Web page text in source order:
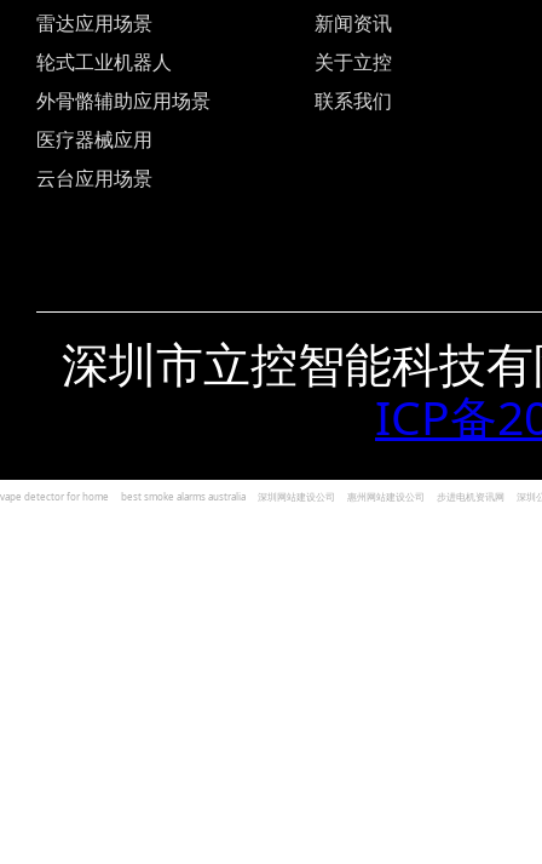
雷达应用场景
轮式工业机器人
外骨骼辅助应用场景
医疗器械应用
云台应用场景
新闻资讯
关于立控
联系我们
深圳市立控智能科技
ICP备
vape detector for home best smoke alarms australia 深圳网站建设公司 惠州网站建设公司 步进电机资讯网 深圳